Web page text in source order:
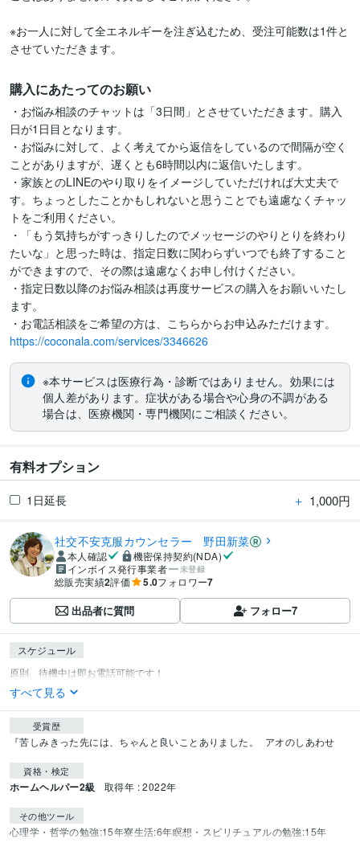
※お一人に対して全エネルギーを注ぎ込むため、受注可能数は1件と
させていただきます。
購入にあたってのお願い
・お悩み相談のチャットは「3日間」とさせていただきます。購入
日が1日目となります。
・お悩みに対して、よく考えてから返信をしているので間隔が空く
ことがありますが、遅くとも6時間以内に返信いたします。
・家族とのLINEのやり取りをイメージしていただければ大丈夫で
す。ちょっとしたことかもしれないと思うことでも遠慮なくチャッ
トをご利用ください。
・「もう気持ちがすっきりしたのでメッセージのやりとりを終わり
たいな」と思った時は、指定日数に関わらずいつでも終了すること
ができますので、その際は遠慮なくお申し付けください。
・指定日数以降のお悩み相談は再度サービスの購入をお願いいたし
ます。
https://coconala.com/services/3346626
※本サービスは医療行為・診断ではありません。効果には
個人差があります。症状がある場合や心身の不調がある
場合は、医療機関・専門機関にご相談ください。
有料オプション
1日延長 ＋ 1,000円
社交不安克服カウンセラー 野田新菜
本人確認
機密保持契約(NDA)
インボイス発行事業者
未登録
総販売実績2評価 5.0フォロワー7
出品者に質問 フォロー7
スケジュール
すべて見る
受賞歴
『苦しみきった先には、ちゃんと良いことありました。 アオのしあわせ
資格・検定
ホームヘルパー2級 取得年 : 2022年
その他ツール
心理学・哲学の勉強:15年寮生活:6年瞑想・スピリチュアルの勉強:15年